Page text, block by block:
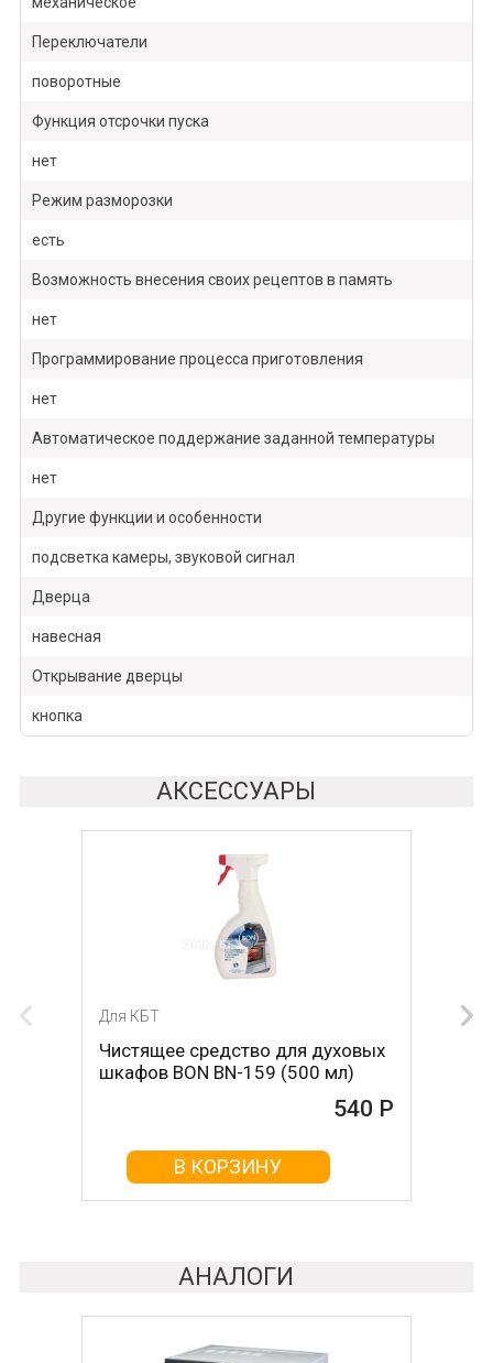
Переключатели
поворотные
Функция отсрочки пуска
нет
Режим разморозки
есть
Возможность внесения своих рецептов в память
нет
Программирование процесса приготовления
нет
Автоматическое поддержание заданной температуры
нет
Другие функции и особенности
подсветка камеры, звуковой сигнал
Дверца
навесная
Открывание дверцы
кнопка
АКСЕССУАРЫ
Для КБТ
Чистящее средство для духовых
шкафов BON BN-159 (500 мл)
540 Р
В КОРЗИНУ
Для КБТ
Чистящее средство для духовых
шкафов MAGIC POWER MP-014
В КОРЗИНУ
АНАЛОГИ